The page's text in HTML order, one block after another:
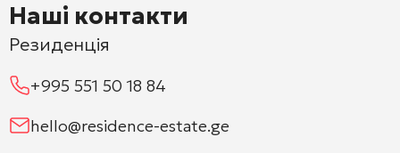
Наші контакти
Резиденція
+995 551 50 18 84
hello@residence-estate.ge